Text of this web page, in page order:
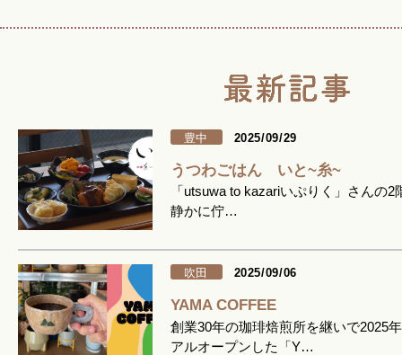
豊中 2025/09/29
うつわごはん いと~糸~
「utsuwa to kazariいぷりく」さんの2
静かに佇…
吹田 2025/09/06
YAMA COFFEE
創業30年の珈琲焙煎所を継いで2025
アルオープンした「Y…